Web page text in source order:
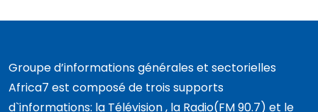
Groupe d’informations générales et sectorielles
Africa7 est composé de trois supports
d`informations: la Télévision , la Radio(FM 90.7) et le